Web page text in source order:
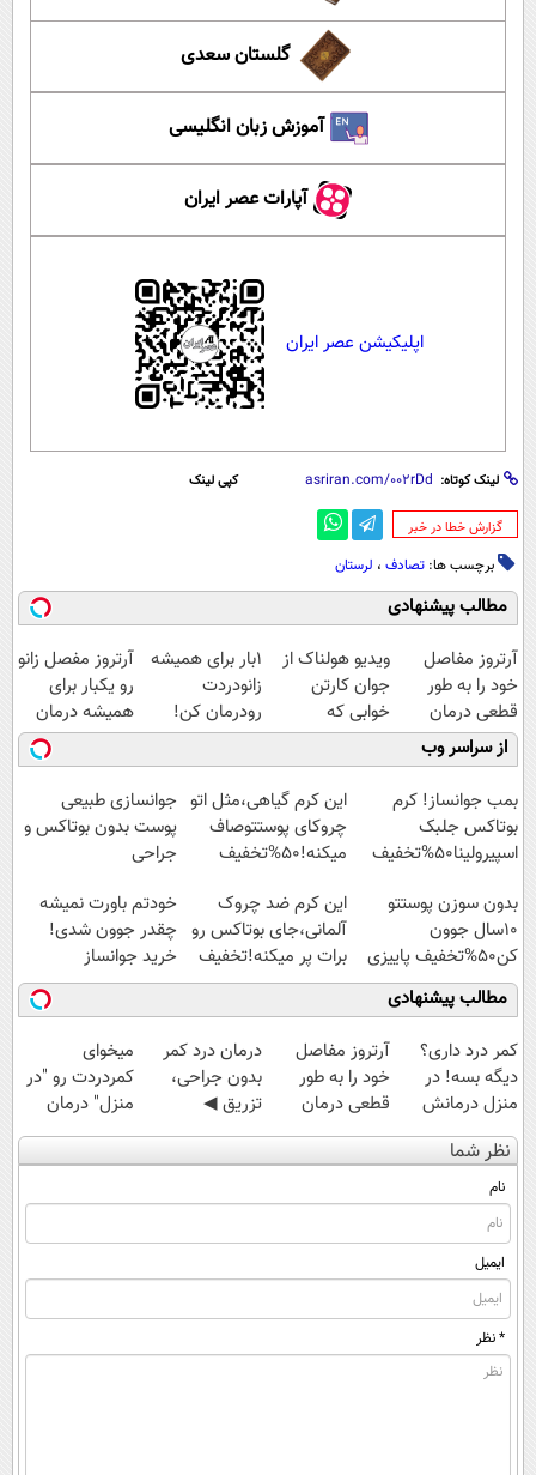
گلستان سعدی
آموزش زبان انگلیسی
آپارات عصر ایران
اپلیکیشن عصر ایران
لینک کوتاه: کپی لینک
‌گزارش خطا در خبر
برچسب ها: تصادف ، لرستان
مطالب پیشنهادی
آرتروز مفاصل
خود را به طور
قطعی درمان
کنید!
◗پرسش‌نامه◖
ویدیو هولناک از
جوان کارتن
خوابی که
میلیاردر شد.
آموزش رایگان
1بار برای همیشه
زانودردت
رودرمان کن!
(تکنولوژی آلمان)
◂پرسشنامه▸
آرتروز مفصل زانو
رو یکبار برای
همیشه درمان
کن!
◗پرسش‌نامه◖
از سراسر وب
بمب جوانساز! کرم
بوتاکس جلبک
اسپیرولینا50%تخفیف
این کرم گیاهی،مثل اتو
چروکای پوستتوصاف
میکنه!50%تخفیف
جوانسازی طبیعی
پوست بدون بوتاکس و
جراحی
بدون سوزن پوستتو
10سال جوون
کن50%تخفیف پاییزی
این کرم ضد چروک
آلمانی،جای بوتاکس رو
برات پر میکنه!تخفیف
تا امشب
خودتم باورت نمیشه
چقدر جوون شدی!
خرید جوانساز
اسپیرولینا با تخفیف
ویژه
مطالب پیشنهادی
کمر درد داری؟
دیگه بسه! در
منزل درمانش
کن
(◀پرسش‌نامه)
آرتروز مفاصل
خود را به طور
قطعی درمان
کنید!
◗پرسش‌نامه◖
درمان درد کمر
بدون جراحی،
تزریق ◀
پرسش‌نامه رو پر
کن ▶
میخوای
کمردردت رو "در
منزل" درمان
کنی؟ (◂فیلم +
◂پرسش‌نامه)
نظر شما
نام
ایمیل
* نظر